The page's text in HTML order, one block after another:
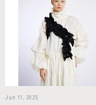
Jun 11, 2025